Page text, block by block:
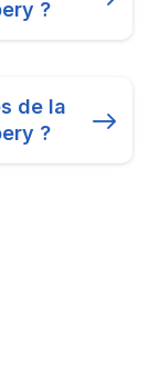
?
de la
?